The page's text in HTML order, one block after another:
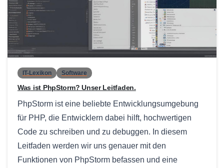
IT-Lexikon Software
Was ist PhpStorm? Unser Leitfaden.
PhpStorm ist eine beliebte Entwicklungsumgebung
für PHP, die Entwicklern dabei hilft, hochwertigen
Code zu schreiben und zu debuggen. In diesem
Leitfaden werden wir uns genauer mit den
Funktionen von PhpStorm befassen und eine